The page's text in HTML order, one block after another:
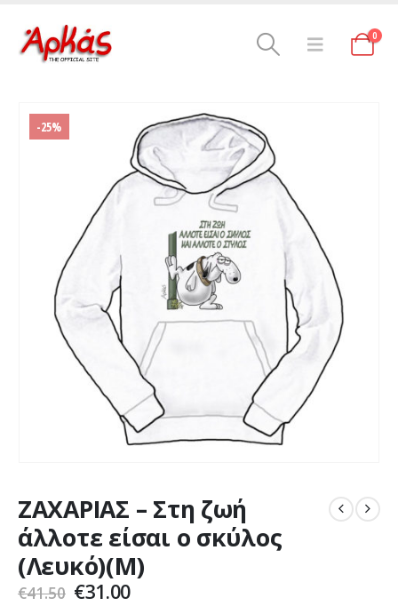
0
-25%
ΖΑΧΑΡΙΑΣ – Στη ζωή
άλλοτε είσαι ο σκύλος
(Λευκό)(M)
€41.50 Original
€31.00Η